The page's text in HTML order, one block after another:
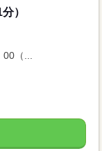
）
（...